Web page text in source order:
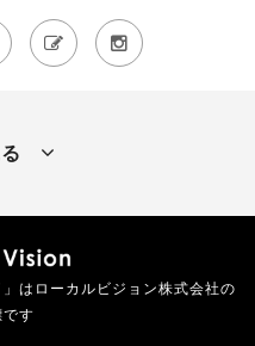
 
はローカルビジョン株式会社の
す